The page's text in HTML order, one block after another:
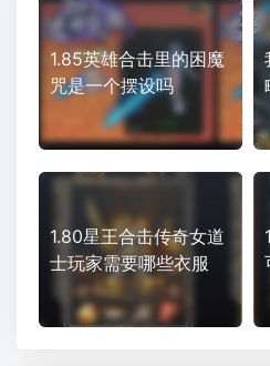
1.85英雄合击里的困魔
咒是一个摆设吗
1.80星王合击传奇女道
士玩家需要哪些衣服